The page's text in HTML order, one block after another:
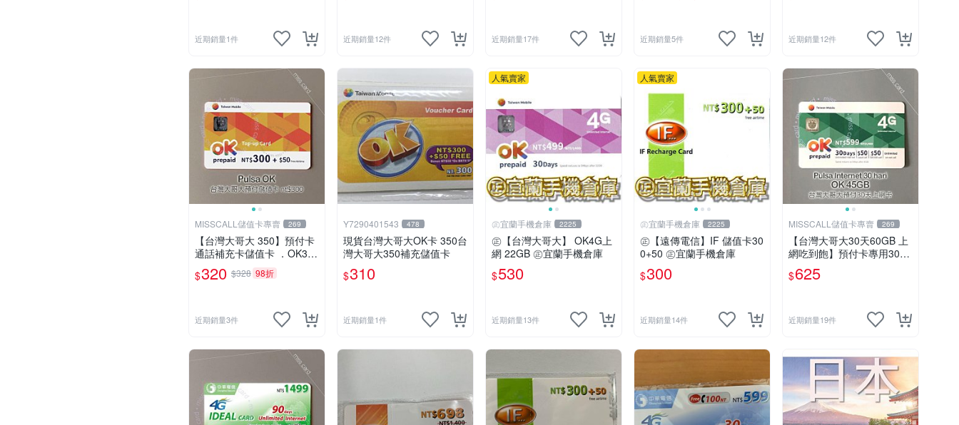
近期銷量1件 近期銷量12件 近期銷量17件 近期銷量5件 近期銷量12件
MISSCALL儲值卡專賣 269
【台灣大哥大 350】預付卡
通話補充卡儲值卡 ．OK300
+50．門號延展⚡MissCall儲
值卡專賣
$320 $328 98折
近期銷量3件
Y7290401543 478
現貨台灣大哥大OK卡 350台
灣大哥大350補充儲值卡
$310
近期銷量1件
人氣賣家
㊣宜蘭手機倉庫 2225
㊣【台灣大哥大】 OK4G上
網 22GB ㊣宜蘭手機倉庫
$530
近期銷量13件
人氣賣家
㊣宜蘭手機倉庫 2225
㊣【遠傳電信】IF 儲值卡30
0+50 ㊣宜蘭手機倉庫
$300
近期銷量14件
MISSCALL儲值卡專賣 269
【台灣大哥大30天60GB 上
網吃到飽】預付卡專用30天
上網補充卡/儲值卡．Intern
et OK 台哥大．OK599⚡Mis
$625
近期銷量19件